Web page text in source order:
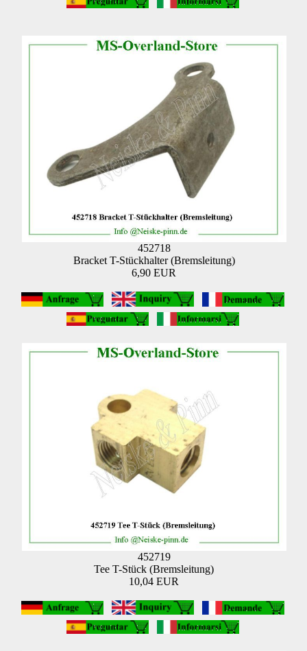
452718
Bracket T-Stückhalter (Bremsleitung)
6,90 EUR
452719
Tee T-Stück (Bremsleitung)
10,04 EUR